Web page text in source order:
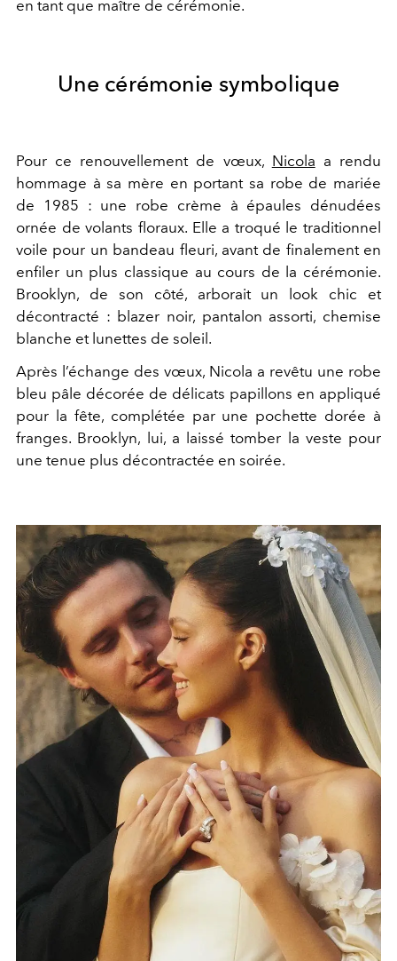
en tant que maître de cérémonie.
Une cérémonie symbolique
Pour ce renouvellement de vœux, Nicola a rendu
hommage à sa mère en portant sa robe de mariée
de 1985 : une robe crème à épaules dénudées
ornée de volants floraux. Elle a troqué le traditionnel
voile pour un bandeau fleuri, avant de finalement en
enfiler un plus classique au cours de la cérémonie.
Brooklyn, de son côté, arborait un look chic et
décontracté : blazer noir, pantalon assorti, chemise
blanche et lunettes de soleil.
Après l’échange des vœux, Nicola a revêtu une robe
bleu pâle décorée de délicats papillons en appliqué
pour la fête, complétée par une pochette dorée à
franges. Brooklyn, lui, a laissé tomber la veste pour
une tenue plus décontractée en soirée.